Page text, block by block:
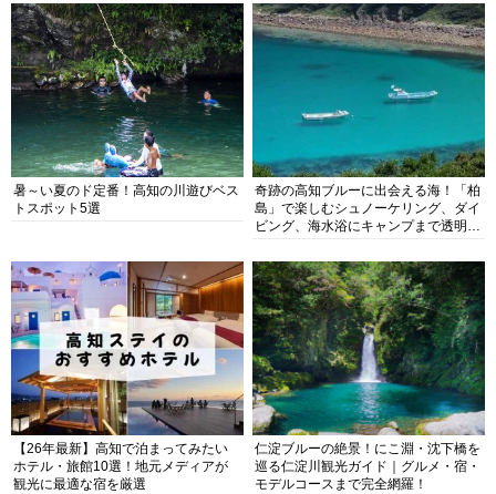
暑～い夏のド定番！高知の川遊びベス
トスポット5選
奇跡の高知ブルーに出会える海！「柏
島」で楽しむシュノーケリング、ダイ
ビング、海水浴にキャンプまで透明度
【26年最新】高知で泊まってみたい
ホテル・旅館10選！地元メディアが
観光に最適な宿を厳選
仁淀ブルーの絶景！にこ淵・沈下橋を
巡る仁淀川観光ガイド｜グルメ・宿・
モデルコースまで完全網羅！